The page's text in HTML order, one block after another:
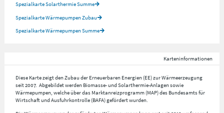
Spezialkarte Solarthermie Summe
Spezialkarte Wärmepumpen Zubau
Spezialkarte Wärmepumpen Summe
Karteninformationen
Diese Karte zeigt den Zubau der Erneuerbaren Energien (EE) zur Wärmeerzeugung
seit 2007. Abgebildet werden Biomasse- und Solarthermie-Anlagen sowie
Wärmepumpen, welche über das Marktanreizprogramm (MAP) des Bundesamts für
Wirtschaft und Ausfuhrkontrolle (BAFA) gefördert wurden.